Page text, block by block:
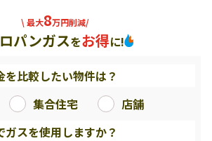
\ 最大8万円削減/
パンガスをお得に!
を比較したい物件は？
集合住宅
店舗
ガスを使用しますか？